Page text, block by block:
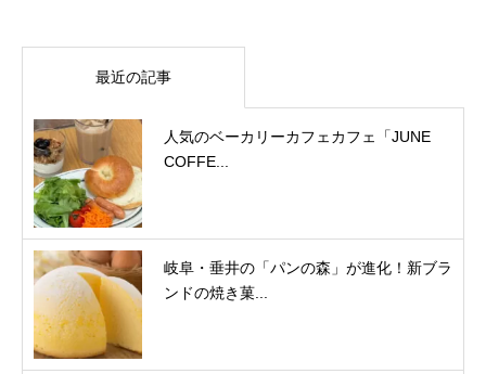
最近の記事
人気のベーカリーカフェカフェ「JUNE
COFFE...
岐阜・垂井の「パンの森」が進化！新ブラ
ンドの焼き菓...